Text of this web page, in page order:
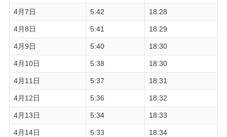
4月7日 5:42 18:28
4月8日 5:41 18:29
4月9日 5:40 18:30
4月10日 5:38 18:30
4月11日 5:37 18:31
4月12日 5:36 18:32
4月13日 5:34 18:33
4月14日 5:33 18:34